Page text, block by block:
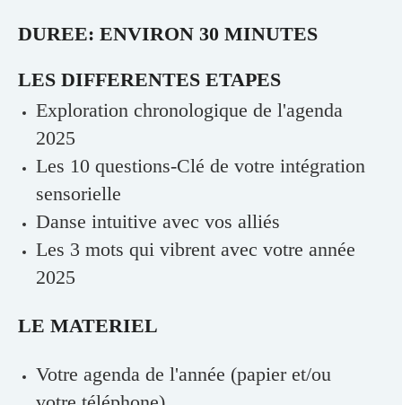
DUREE: ENVIRON 30 MINUTES
LES DIFFERENTES ETAPES
Exploration chronologique de l'agenda
2025
Les 10 questions-Clé de votre intégration
sensorielle
Danse intuitive avec vos alliés
Les 3 mots qui vibrent avec votre année
2025
LE MATERIEL
Votre agenda de l'année (papier et/ou